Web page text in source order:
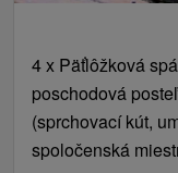
4 x Päťlôžková
poschodová
(sprchovací kút,
spoločenská